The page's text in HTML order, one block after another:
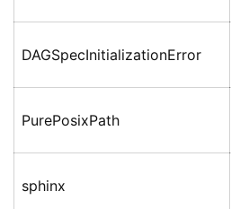
DAGSpecInitializationError
PurePosixPath
sphinx